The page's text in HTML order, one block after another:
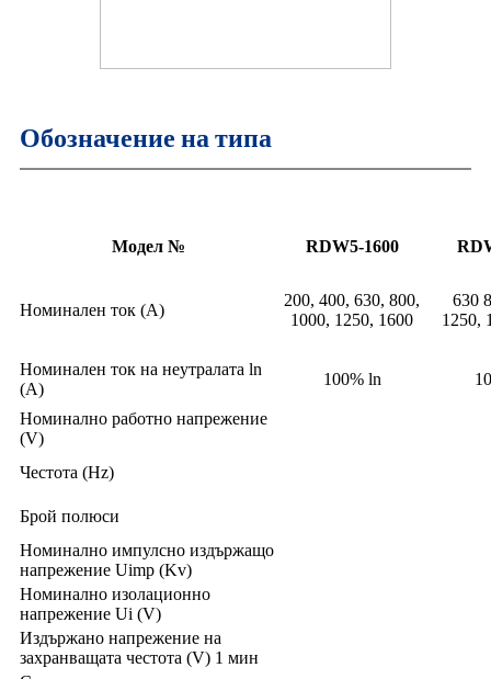
Обозначение на типа
Модел № RDW5-1600
Номинален ток (A)
200, 400, 630, 800,
1000, 1250, 1600
630
1250,
Номинален ток на неутралата ln
(A)
100% ln
Номинално работно напрежение
(V)
Честота (Hz)
Брой полюси
Номинално импулсно издържащо
напрежение Uimp (Kv)
Номинално изолационно
напрежение Ui (V)
Издържано напрежение на
захранващата честота (V) 1 мин